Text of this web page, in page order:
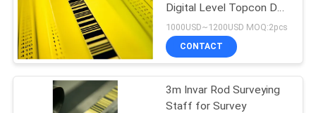
Teleskopisches
Planierenpersonal
Digital Level Topcon DL-
502/503
1000USD~1200USD MOQ:2pcs
CONTACT
3m Invar Rod Surveying
Staff for Survey